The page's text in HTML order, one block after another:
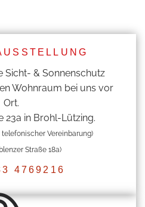
Sicht- & Sonnenschutz
Wohnraum bei uns vor
Ort.
23a in Brohl-Lützing.
Vereinbarung)
Straße 18a)
4769216